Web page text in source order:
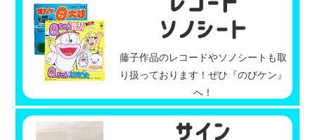
藤子作品のレコードやソノシートも取
り扱っております！ぜひ『のびケン』
へ！